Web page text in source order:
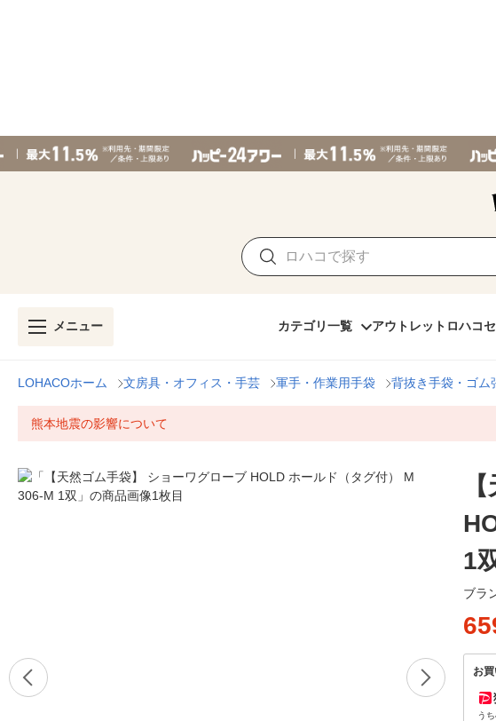
メニュー カテゴリ一覧 アウトレット ロハコ
LOHACOホーム 文房具・オフィス・手芸 軍手・作業用手袋 背抜き手袋・ゴム
熊本地震の影響について
1
ブラ
お
う